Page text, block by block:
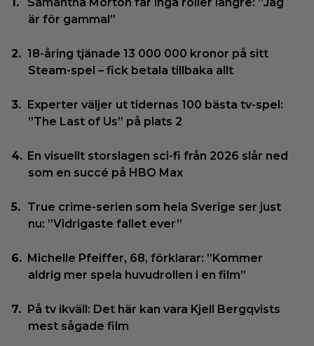
är för gammal”
18-åring tjänade 13 000 000 kronor på sitt
Steam-spel – fick betala tillbaka allt
Experter väljer ut tidernas 100 bästa tv-spel:
”The Last of Us” på plats 2
En visuellt storslagen sci-fi från 2026 slår ned
som en succé på HBO Max
True crime-serien som hela Sverige ser just
nu: ”Vidrigaste fallet ever”
Michelle Pfeiffer, 68, förklarar: ”Kommer
aldrig mer spela huvudrollen i en film”
På tv ikväll: Det här kan vara Kjell Bergqvists
mest sågade film